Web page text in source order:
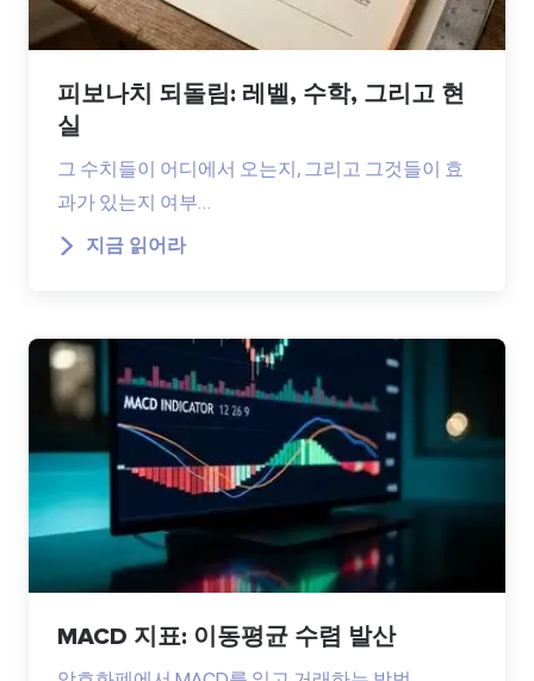
피보나치 되돌림: 레벨, 수학, 그리고 현
실
그 수치들이 어디에서 오는지, 그리고 그것들이 효
과가 있는지 여부…
지금 읽어라
MACD 지표: 이동평균 수렴 발산